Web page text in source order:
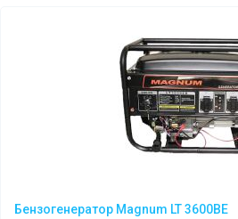
Бензогенератор Magnum LT 3600BE